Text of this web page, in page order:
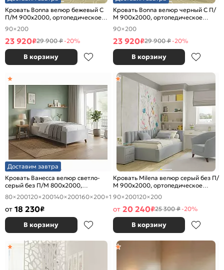
Кровать Bonna велюр бежевый С
П/М 900x2000, ортопедическое
основание, изголовье мягкое
90×200
23 920₽29 900 ₽-20%
В корзину
Кровать Bonna велюр черный С П/
М 900x2000, ортопедическое
основание, изголовье мягкое
90×200
23 920₽29 900 ₽-20%
В корзину
Доставим завтра
Кровать Ванесса велюр светло-
серый без П/М 800x2000,
изголовье мягкое
80×200120×200140×200160×200+1
от 18 230₽
В корзину
Кровать Milena велюр серый без П/
М 900x2000, ортопедическое
основание, изголовье мягкое
90×200120×200
от 20 240₽25 300 ₽-20%
В корзину